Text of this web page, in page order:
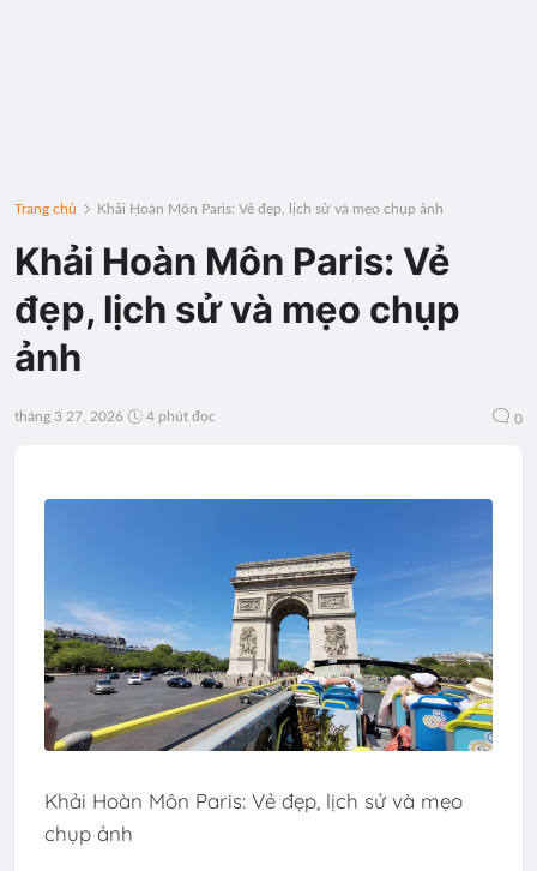
Trang chủ Khải Hoàn Môn Paris: Vẻ đẹp, lịch sử và mẹo chụp ảnh
Khải Hoàn Môn Paris: Vẻ
đẹp, lịch sử và mẹo chụp
ảnh
tháng 3 27, 2026 4 phút đọc 0
Khải Hoàn Môn Paris: Vẻ đẹp, lịch sử và mẹo
chụp ảnh